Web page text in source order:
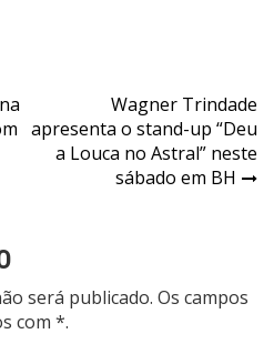
Wagner Trindade
apresenta o stand-up “Deu
a Louca no Astral” neste
sábado em BH
será publicado. Os campos
com *.